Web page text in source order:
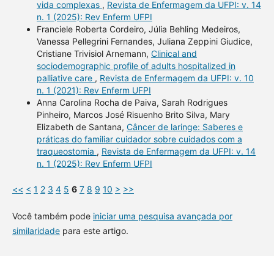
vida complexas , Revista de Enfermagem da UFPI: v. 14
n. 1 (2025): Rev Enferm UFPI
Franciele Roberta Cordeiro, Júlia Behling Medeiros,
Vanessa Pellegrini Fernandes, Juliana Zeppini Giudice,
Cristiane Trivisiol Arnemann, Clinical and
sociodemographic profile of adults hospitalized in
palliative care , Revista de Enfermagem da UFPI: v. 10
n. 1 (2021): Rev Enferm UFPI
Anna Carolina Rocha de Paiva, Sarah Rodrigues
Pinheiro, Marcos José Risuenho Brito Silva, Mary
Elizabeth de Santana, Câncer de laringe: Saberes e
práticas do familiar cuidador sobre cuidados com a
traqueostomia , Revista de Enfermagem da UFPI: v. 14
n. 1 (2025): Rev Enferm UFPI
<< < 1 2 3 4 5 6 7 8 9 10 > >>
Você também pode iniciar uma pesquisa avançada por
similaridadepara este artigo.